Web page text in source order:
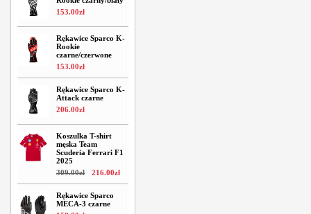
153.00zł
Rękawice Sparco K-
Rookie
czarne/czerwone
153.00zł
Rękawice Sparco K-
Attack czarne
206.00zł
Koszulka T-shirt
męska Team
Scuderia Ferrari F1
2025
309.00zł 216.00zł
Rękawice Sparco
MECA-3 czarne